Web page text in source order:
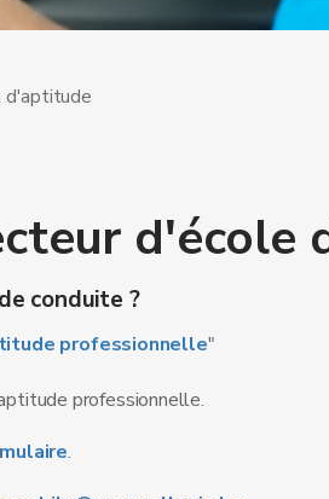
d'aptitude
d'école
conduite ?
professionnelle"
professionnelle.
.